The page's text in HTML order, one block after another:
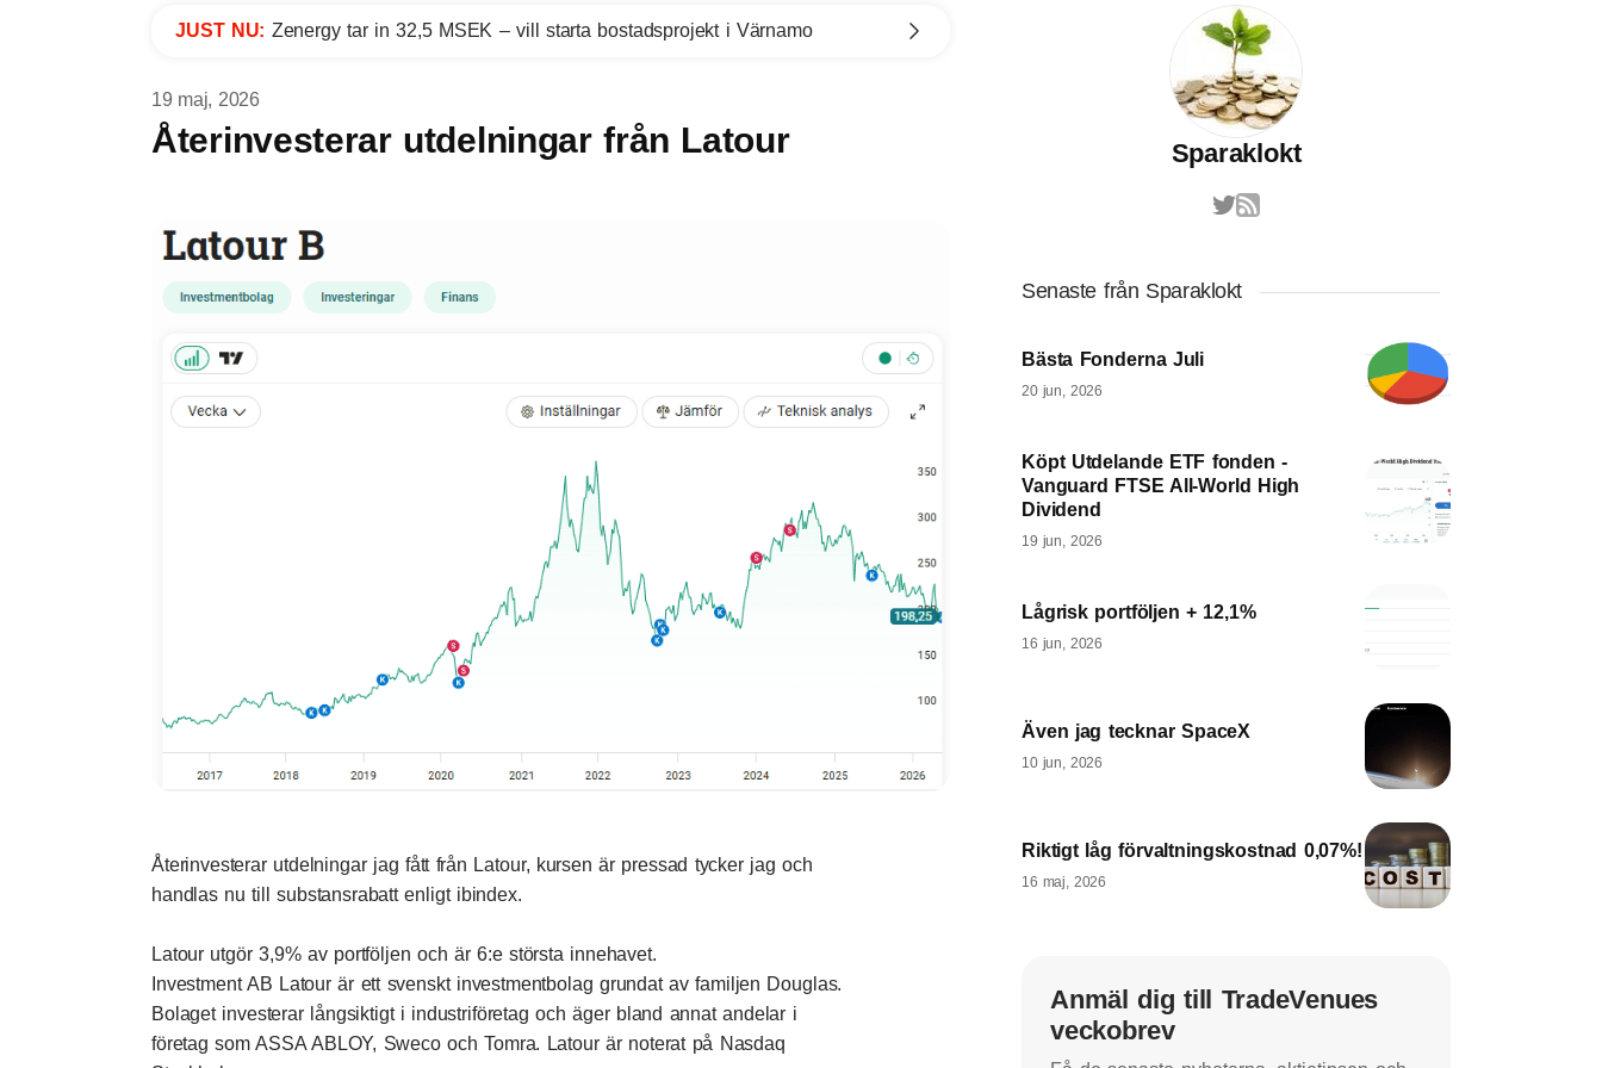
JUST NU: Zenergy tar in 32,5 MSEK – vill starta bostadsprojekt i Värnamo
19 maj, 2026
Återinvesterar utdelningar från Latour
Återinvesterar utdelningar jag fått från Latour, kursen är pressad tycker jag och
handlas nu till substansrabatt enligt ibindex.
Latour utgör 3,9% av portföljen och är 6:e största innehavet.
Investment AB Latour är ett svenskt investmentbolag grundat av familjen Douglas.
Bolaget investerar långsiktigt i industriföretag och äger bland annat andelar i
företag som ASSA ABLOY, Sweco och Tomra. Latour är noterat på Nasdaq
Sparaklokt
Senaste från Sparaklokt
Bästa Fonderna Juli
20 jun, 2026
Köpt Utdelande ETF fonden -
Vanguard FTSE All-World High
Dividend
19 jun, 2026
Lågrisk portföljen + 12,1%
16 jun, 2026
Även jag tecknar SpaceX
10 jun, 2026
Riktigt låg förvaltningskostnad 0,07%!
16 maj, 2026
Anmäl dig till TradeVenues
veckobrev